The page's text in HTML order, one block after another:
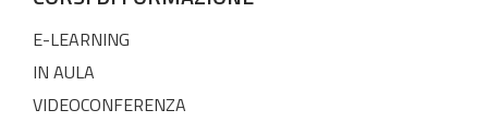
E-LEARNING
IN AULA
VIDEOCONFERENZA